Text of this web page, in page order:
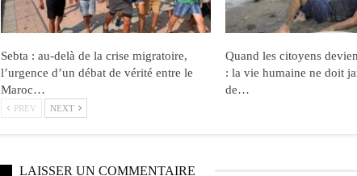
Sebta : au-delà de la crise migratoire,
l’urgence d’un débat de vérité entre le
Maroc…
Quand les citoyens
: la vie humaine ne doit
de…
PREV NEXT
LAISSER UN COMMENTAIRE